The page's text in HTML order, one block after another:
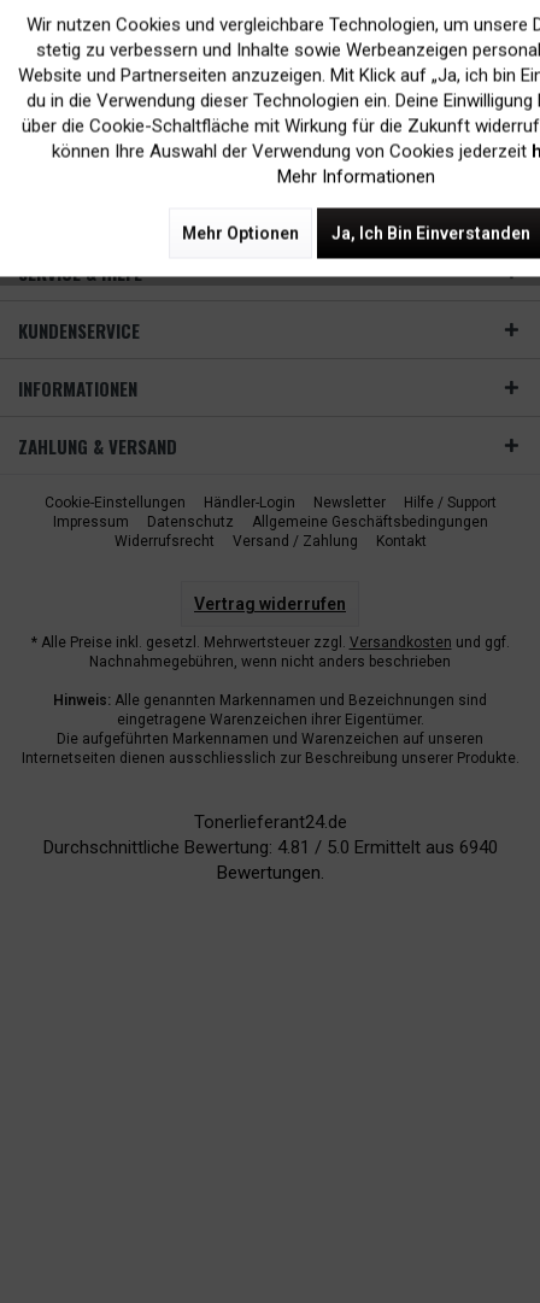
Drucktechnologie Laser
Farbe -
Enthaltene Anz. 1er-Pack
Kapazität Bis zu 24.000 Seiten bei
SERVICE & HILFE
KUNDENSERVICE
INFORMATIONEN
ZAHLUNG & VERSAND
Cookie-Einstellungen Händler-Login Newsletter
Hilfe / Support
Impressum
Datenschutz
Allgemeine Geschäftsbedingungen
Widerrufsrecht
Versand / Zahlung Kontakt
Vertrag widerrufen
* Alle Preise inkl. gesetzl. Mehrwertsteuer zzgl. Versandkosten und ggf.
Nachnahmegebühren, wenn nicht anders beschrieben
Hinweis: Alle genannten Markennamen und Bezeichnungen sind
eingetragene Warenzeichen ihrer Eigentümer.
Die aufgeführten Markennamen und Warenzeichen auf unseren
Internetseiten dienen ausschliesslich zur Beschreibung unserer Produkte.
Tonerlieferant24.de
Durchschnittliche Bewertung: 4.81 / 5.0 Ermittelt aus 6940
Bewertungen.
Funktionale
Marketing
Wir nutzen Cookies und vergleichbare Technologien, um unsere
stetig zu verbessern und Inhalte sowie Werbeanzeigen
Website und Partnerseiten anzuzeigen. Mit Klick auf „Ja, ich bin
du in die Verwendung dieser Technologien ein. Deine
über die Cookie-Schaltfläche mit Wirkung für die Zukunft
können Ihre Auswahl der Verwendung von Cookies jederzeit
Mehr Informationen
Mehr Optionen Ja, Ich Bin Einverstanden